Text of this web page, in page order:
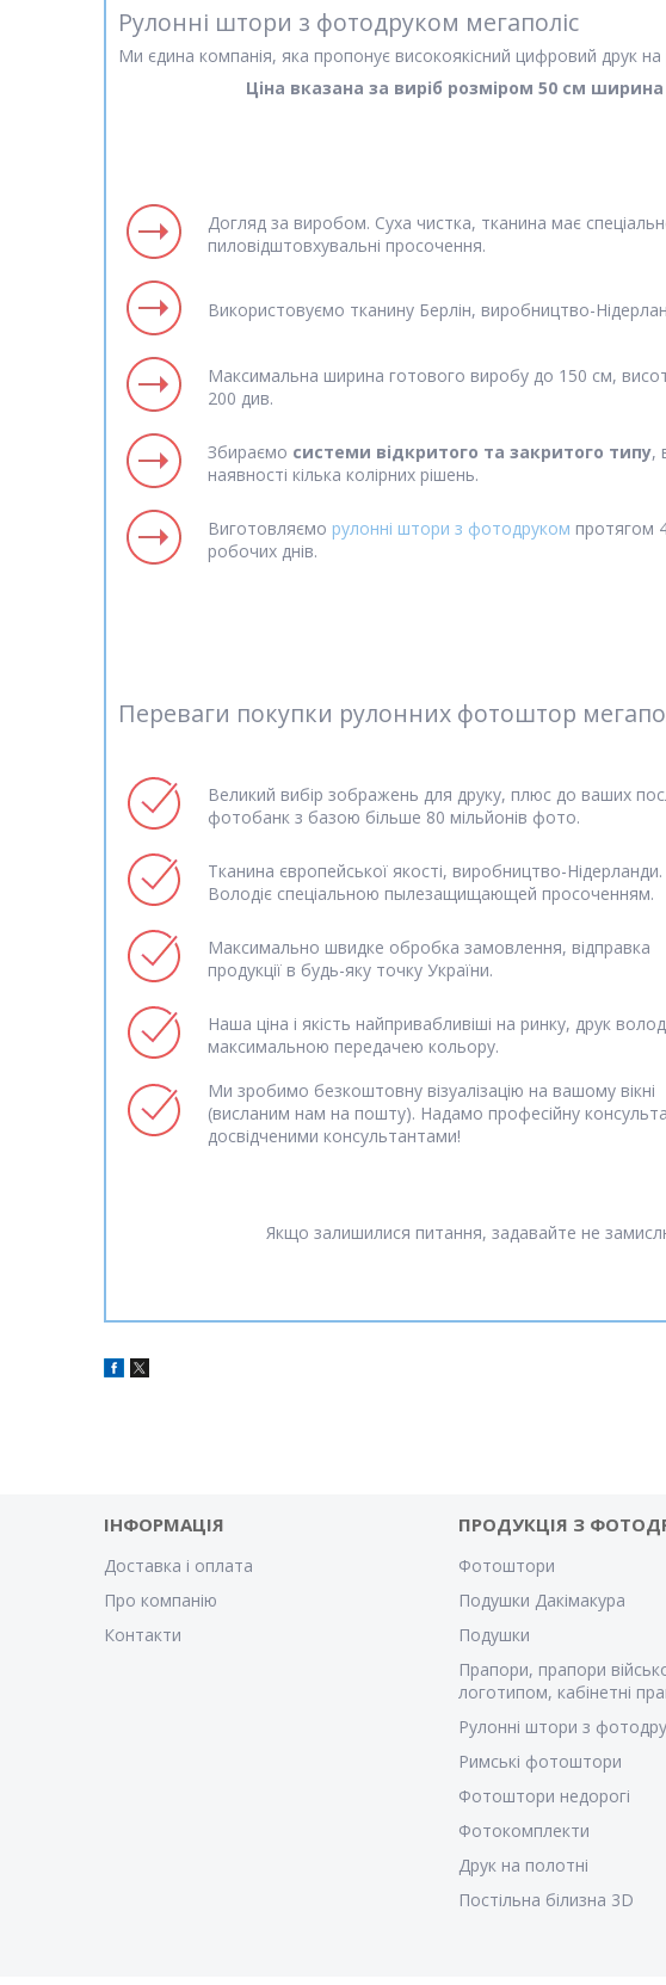
Рулонні штори з фотодруком мегаполіс
Ми єдина компанія, яка пропонує високоякісний цифровий друк
Ціна вказана за виріб розміром 50 см
Догляд за виробом. Суха чистка, тканина має
пиловідштовхувальні просочення.
Використовуємо тканину Берлін, виробництво-
Максимальна ширина готового виробу до 150 см,
200 див.
Збираємо системи відкритого та закритого типу,
наявності кілька колірних рішень.
Виготовляємо рулонні штори з фотодруком протягом
робочих днів.
Переваги покупки рулонних фотоштор
Великий вибір зображень для друку, плюс до ваших
фотобанк з базою більше 80 мільйонів фото.
Тканина європейської якості, виробництво-Нідерланди.
Володіє спеціальною пылезащищающей просоченням.
Максимально швидке обробка замовлення, відправка
продукції в будь-яку точку України.
Наша ціна і якість найпривабливіші на ринку, друк
максимальною передачею кольору.
Ми зробимо безкоштовну візуалізацію на вашому вікні
(висланим нам на пошту). Надамо професійну
досвідченими консультантами!
Якщо залишилися питання, задавайте не
ІНФОРМАЦІЯ
Доставка і оплата
Про компанію
Контакти
ПРОДУКЦІЯ З
Фотоштори
Подушки Дакімакура
Подушки
Прапори, прапори
логотипом, кабінетні
Рулонні штори з
Римські фотоштори
Фотоштори недорогі
Фотокомплекти
Друк на полотні
Постільна білизна 3D